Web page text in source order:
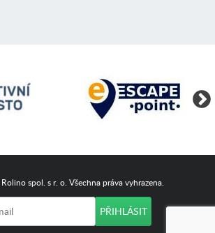
spol. s r. o. Všechna práva vyhrazena.